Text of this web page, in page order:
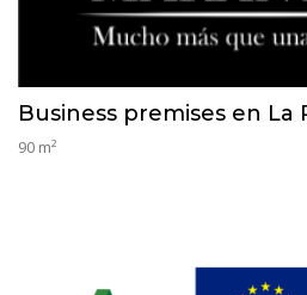
Business premises en La
90 m²